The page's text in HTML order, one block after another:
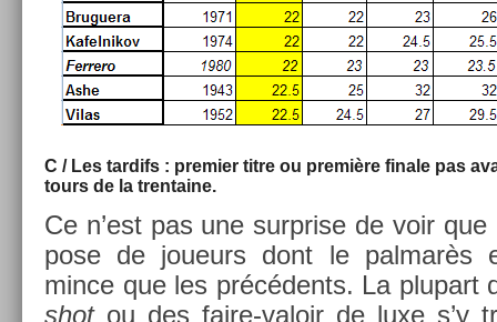
C / Les tar­difs : pre­mi­er titre ou première fin­ale pas
tours de la tren­taine.
Ce n’est pas une sur­pr­ise de voir
pose de joueurs dont le pal­marès
mince que les précédents. La plupart
shotou des faire-valoir de luxe s’y